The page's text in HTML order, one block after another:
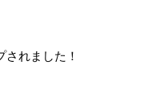
れました！